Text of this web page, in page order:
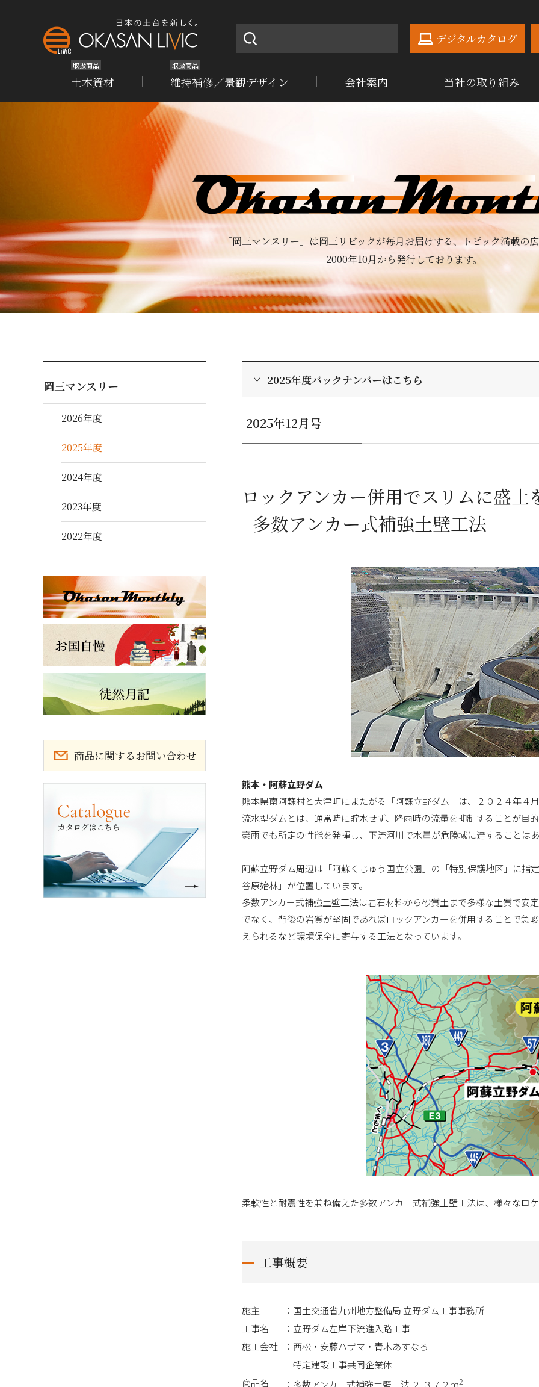
デジタルカタログ
取扱商品
土木資材
取扱商品
維持補修／景観デザイン 会社案内 当社の取り組み
「岡三マンスリー」は岡三リビックが毎月お届けする、トピック満載の広
2000年10月から発行しております。
岡三マンスリー
2026年度
2025年度
2024年度
2023年度
2022年度
商品に関するお問い合わせ
カタログ請求
2025年度バックナンバーはこちら
2025年12月号
ロックアンカー併用でスリムに盛土
- 多数アンカー式補強土壁工法 -
熊本・阿蘇立野ダム
熊本県南阿蘇村と大津町にまたがる「阿蘇立野ダム」は、２０２４年４
流水型ダムとは、通常時に貯水せず、降雨時の流量を抑制することが目
豪雨でも所定の性能を発揮し、下流河川で水量が危険域に達することはあ
阿蘇立野ダム周辺は「阿蘇くじゅう国立公園」の「特別保護地区」に指
谷原始林」が位置しています。
多数アンカー式補強土壁工法は岩石材料から砂質土まで多様な土質で安
でなく、背後の岩質が堅固であればロックアンカーを併用することで急
えられるなど環境保全に寄与する工法となっています。
柔軟性と耐震性を兼ね備えた多数アンカー式補強土壁工法は、様々なロ
工事概要
施主
国土交通省九州地方整備局 立野ダム工事事務所
工事名
立野ダム左岸下流進入路工事
施工会社
西松・安藤ハザマ・青木あすなろ
特定建設工事共同企業体
商品名
多数アンカー式補強土壁工法 ２,３７２ｍ2